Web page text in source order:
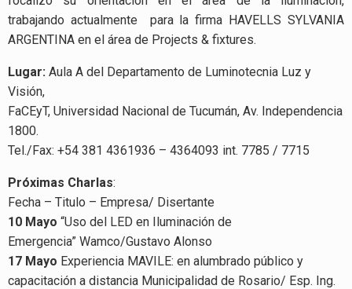
trabajando actualmente para la firma HAVELLS SYLVANIA
ARGENTINA en el área de Projects & fixtures.
Lugar: Aula A del Departamento de Luminotecnia Luz y
Visión,
FaCEyT, Universidad Nacional de Tucumán, Av. Independencia
1800.
Tel./Fax: +54 381 4361936 – 4364093 int. 7785 / 7715
Próximas Charlas:
Fecha – Titulo – Empresa/ Disertante
10 Mayo “Uso del LED en Iluminación de
Emergencia” Wamco/Gustavo Alonso
17 Mayo Experiencia MAVILE: en alumbrado público y
capacitación a distancia Municipalidad de Rosario/ Esp. Ing.